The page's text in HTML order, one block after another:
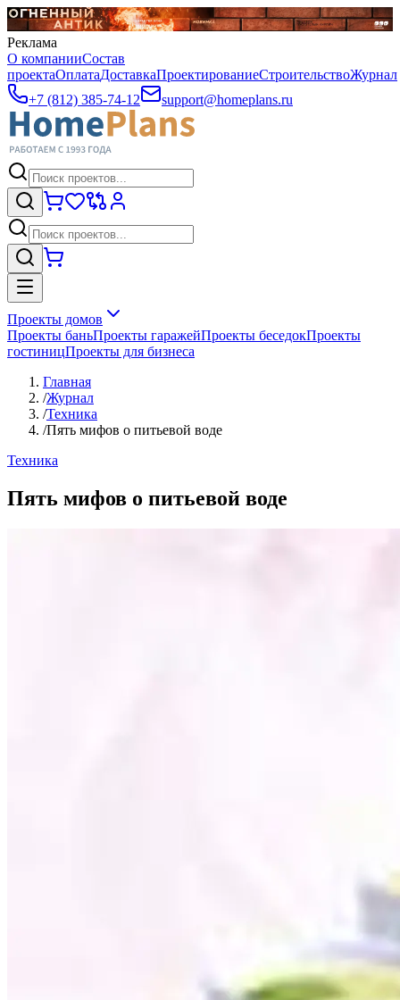
Реклама
О компанииСостав
проектаОплатаДоставкаПроектированиеСтроительствоЖурнал
+7 (812) 385-74-12
support@homeplans.ru
Проекты домов
Проекты баньПроекты гаражейПроекты беседокПроекты
гостиницПроекты для бизнеса
Главная
/Журнал
/Техника
/Пять мифов о питьевой воде
Техника
Пять мифов о питьевой воде